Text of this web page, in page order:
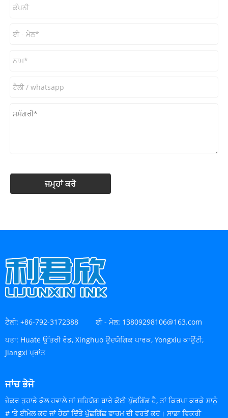
ਟੈਲੀ: +86-792-3172388 ਈ - ਮੇਲ: 13809298106@163.com
ਪਤਾ: Huate ਉੱਤਰੀ ਰੋਡ, Xinghuo ਉਦਯੋਗਿਕ ਪਾਰਕ, ​​Yongxiu ਕਾਉਂਟੀ,
Jiangxi ਪ੍ਰਾਂਤ
ਜਾਂਚ ਭੇਜੋ
ਜੇਕਰ ਤੁਹਾਡੇ ਕੋਲ ਹਵਾਲੇ ਜਾਂ ਸਹਿਯੋਗ ਬਾਰੇ ਕੋਈ ਪੁੱਛਗਿੱਛ ਹੈ, ਤਾਂ ਕਿਰਪਾ ਕਰਕੇ ਸਾਨੂੰ
# 'ਤੇ ਈਮੇਲ ਕਰੋ ਜਾਂ ਹੇਠਾਂ ਦਿੱਤੇ ਪੁੱਛਗਿੱਛ ਫਾਰਮ ਦੀ ਵਰਤੋਂ ਕਰੋ। ਸਾਡਾ ਵਿਕਰੀ